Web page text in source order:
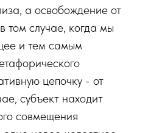
а освобождение от
том случае, когда мы
и тем самым
цепочку - от
субъект находит
совмещения